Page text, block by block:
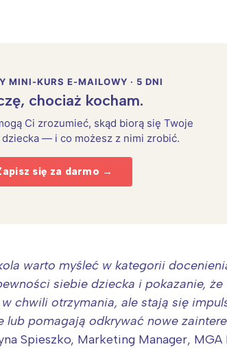
MINI-KURS E-MAILOWY · 5 DNI
chociaż kocham.
Ci zrozumieć, skąd biorą się Twoje
— i co możesz z nimi zrobić.
się za darmo →
warto myśleć w kategorii
siebie dziecka i pokazanie, że
chwili otrzymania, ale stają się
pomagają odkrywać nowe
Spieszko, Marketing Manager,